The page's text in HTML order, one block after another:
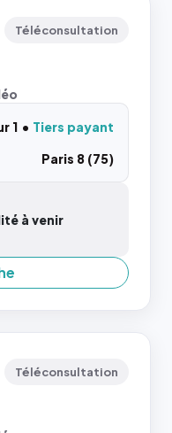
Téléconsultation
1
Tiers payant
Paris 8 (75)
à venir
Téléconsultation